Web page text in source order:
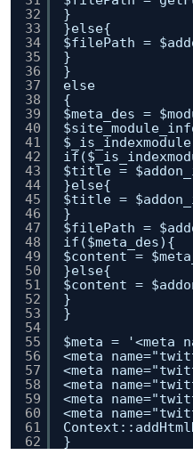
32
33
34
35
36
37
38
39
40
41
42
43
44
45
46
47
48
49
50
51
52
53
54
55
56
57
58
59
60
61
62
}
}else{
$filePath =
}
}
else
{
$meta_des =
$title =
}else{
$title =
}
$filePath =
if($meta_des){
$content =
}else{
$content =
}
}
$meta = '<meta
<meta
<meta
<meta
<meta
<meta
}